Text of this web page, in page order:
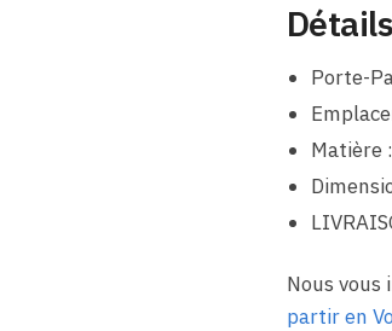
Porte-
Matière
Nous vous
partir en